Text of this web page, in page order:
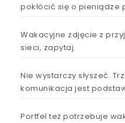
pokłócić się o pieniądze
Wakacyjne zdjęcie z
sieci, zapytaj.
Nie wystarczy słyszeć.
komunikacja jest
Portfel też potrzebuje